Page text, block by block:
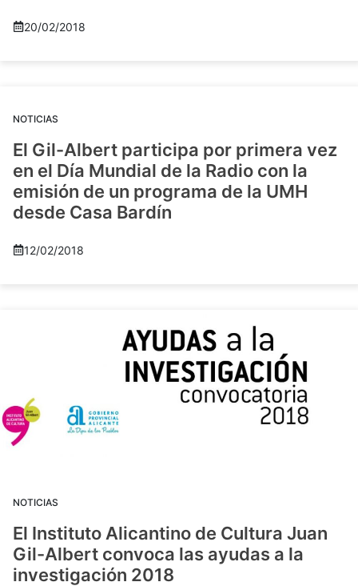
20/02/2018
NOTICIAS
El Gil-Albert participa por primera vez
en el Día Mundial de la Radio con la
emisión de un programa de la UMH
desde Casa Bardín
12/02/2018
NOTICIAS
El Instituto Alicantino de Cultura Juan
Gil-Albert convoca las ayudas a la
investigación 2018